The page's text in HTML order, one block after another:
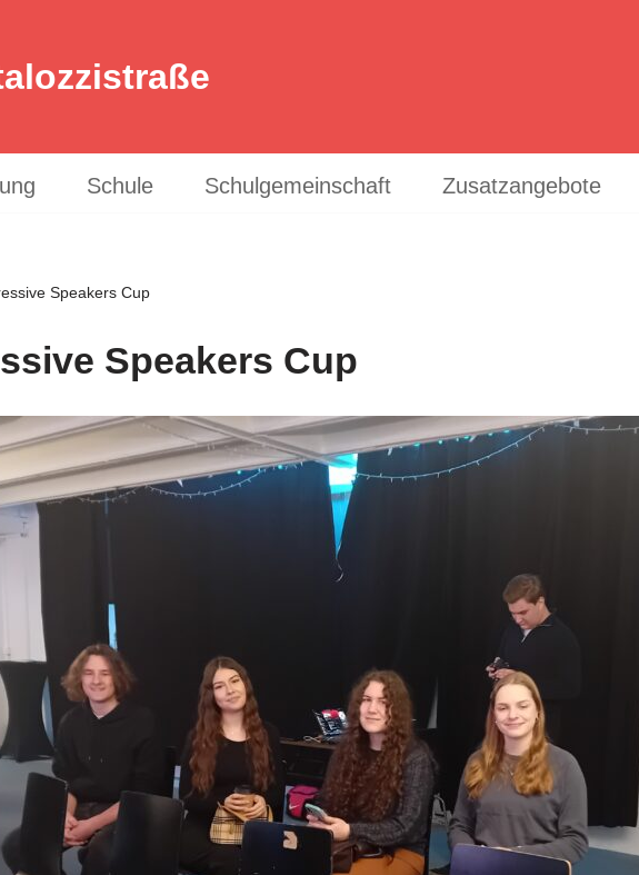
Schule Schulgemeinschaft Zusatzangebote
Speakers Cup
Speakers Cup